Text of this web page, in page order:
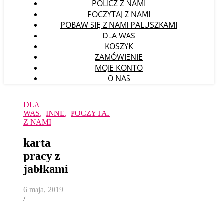
POLICZ Z NAMI
POCZYTAJ Z NAMI
POBAW SIĘ Z NAMI PALUSZKAMI
DLA WAS
KOSZYK
ZAMÓWIENIE
MOJE KONTO
O NAS
DLA
WAS, INNE, POCZYTAJ
Z NAMI
karta
pracy z
jabłkami
6 maja, 2019
/